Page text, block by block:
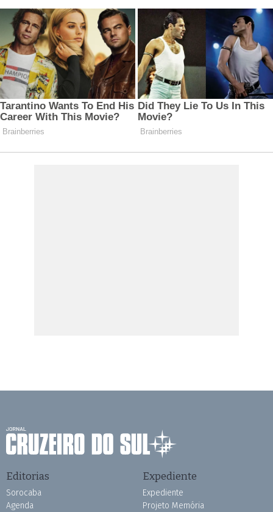
Editorias
Sorocaba
Agenda
Expediente
Expediente
Projeto Memória